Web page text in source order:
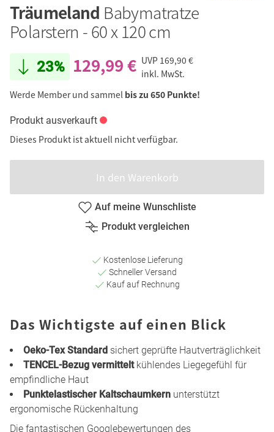
Träumeland Babymatratze
Polarstern - 60 x 120 cm
23% 129,99 € UVP 169,90 €
inkl. MwSt.
Werde Member und sammel bis zu 650 Punkte!
Produkt ausverkauft
Dieses Produkt ist aktuell nicht verfügbar.
In den Warenkorb
Auf meine Wunschliste
Produkt vergleichen
Kostenlose Lieferung
Schneller Versand
Kauf auf Rechnung
Das Wichtigste auf einen Blick
Oeko-Tex Standard sichert geprüfte Hautverträglichkeit
TENCEL-Bezug vermitteltkühlendes Liegegefühl für
empfindliche Haut
Punktelastischer Kaltschaumkern unterstützt
ergonomische Rückenhaltung
Die fantastischen Googlebewertungen des